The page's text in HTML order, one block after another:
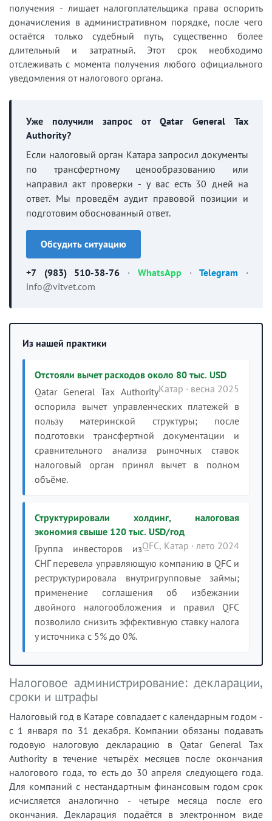
получения - лишает налогоплательщика права оспорить
доначисления в административном порядке, после чего
остаётся только судебный путь, существенно более
длительный и затратный. Этот срок необходимо
отслеживать с момента получения любого официального
уведомления от налогового органа.
Уже получили запрос от Qatar General Tax
Authority?
Если налоговый орган Катара запросил документы
по трансфертному ценообразованию или
направил акт проверки - у вас есть 30 дней на
ответ. Мы проведём аудит правовой позиции и
подготовим обоснованный ответ.
Обсудить ситуацию
+7 (983) 510-38-76 · WhatsApp ·Telegram ·
info@vitvet.com
Из нашей практики
Отстояли вычет расходов около 80 тыс. USD
Катар · весна 2025
Qatar General Tax Authority
оспорила вычет управленческих платежей в
пользу материнской структуры; после
подготовки трансфертной документации и
сравнительного анализа рыночных ставок
налоговый орган принял вычет в полном
объёме.
Структурировали холдинг, налоговая
экономия свыше 120 тыс. USD/год
QFC, Катар · лето 2024
Группа инвесторов из
СНГ перевела управляющую компанию в QFC и
реструктурировала внутригрупповые займы;
применение соглашения об избежании
двойного налогообложения и правил QFC
позволило снизить эффективную ставку налога
у источника с 5% до 0%.
Налоговое администрирование: декларации,
сроки и штрафы
Налоговый год в Катаре совпадает с календарным годом -
с 1 января по 31 декабря. Компании обязаны подавать
годовую налоговую декларацию в Qatar General Tax
Authority в течение четырёх месяцев после окончания
налогового года, то есть до 30 апреля следующего года.
Для компаний с нестандартным финансовым годом срок
исчисляется аналогично - четыре месяца после его
окончания. Декларация подаётся в электронном виде